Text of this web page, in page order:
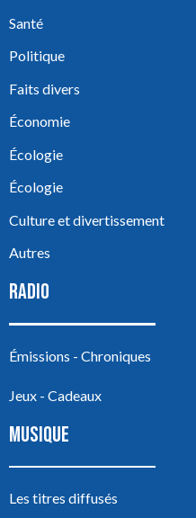
Santé
Politique
Faits divers
Économie
Écologie
Écologie
Culture et divertissement
Autres
RADIO
Émissions - Chroniques
Jeux - Cadeaux
MUSIQUE
Les titres diffusés